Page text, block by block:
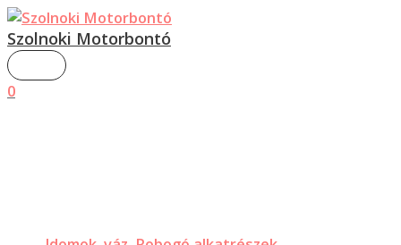
Skip
to
content
Szolnoki Motorbontó
MENU
0
Gilera
Runner
akkumulátor
takaró